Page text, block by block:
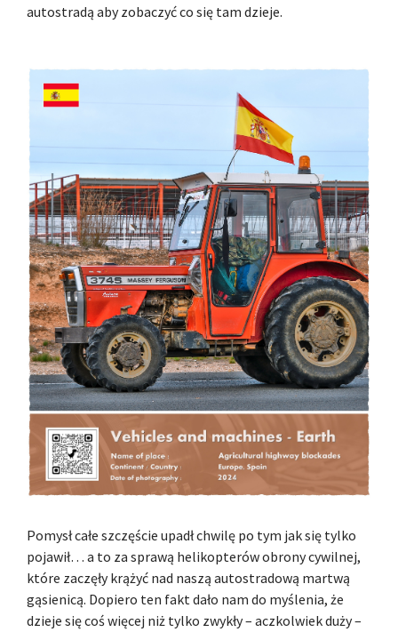
autostradą aby zobaczyć co się tam dzieje.
Pomysł całe szczęście upadł chwilę po tym jak się tylko
pojawił… a to za sprawą helikopterów obrony cywilnej,
które zaczęły krążyć nad naszą autostradową martwą
gąsienicą. Dopiero ten fakt dało nam do myślenia, że
dzieje się coś więcej niż tylko zwykły – aczkolwiek duży –